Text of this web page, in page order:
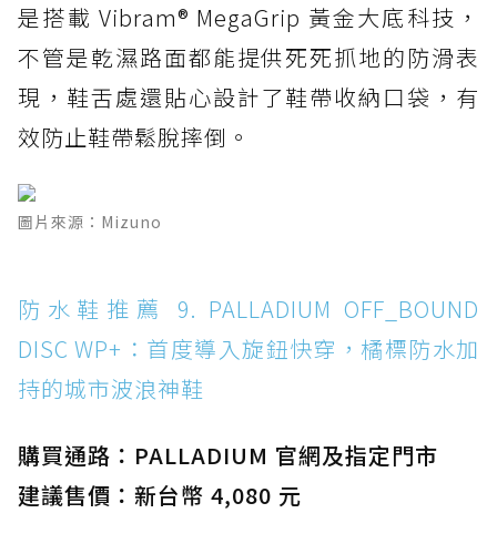
是搭載 Vibram® MegaGrip 黃金大底科技，
不管是乾濕路面都能提供死死抓地的防滑表
現，鞋舌處還貼心設計了鞋帶收納口袋，有
效防止鞋帶鬆脫摔倒。
圖片來源：Mizuno
防水鞋推薦 9. PALLADIUM OFF_BOUND
DISC WP+：首度導入旋鈕快穿，橘標防水加
持的城市波浪神鞋
購買通路：PALLADIUM 官網及指定門市
建議售價：新台幣 4,080 元